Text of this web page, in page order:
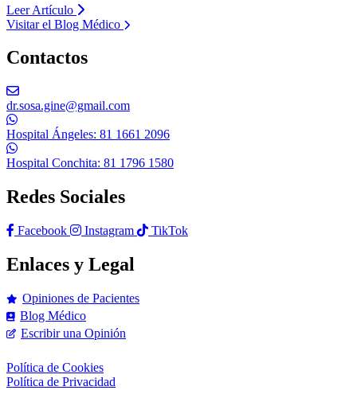
Leer Artículo
Visitar el Blog Médico
Contactos
dr.sosa.gine@gmail.com
Hospital Ángeles: 81 1661 2096
Hospital Conchita: 81 1796 1580
Redes Sociales
Facebook Instagram TikTok
Enlaces y Legal
Opiniones de Pacientes
Blog Médico
Escribir una Opinión
Política de Cookies
Política de Privacidad